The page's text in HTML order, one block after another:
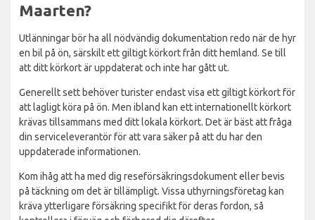
Maarten?
Utlänningar bör ha all nödvändig dokumentation redo när de hyr
en bil på ön, särskilt ett giltigt körkort från ditt hemland. Se till
att ditt körkort är uppdaterat och inte har gått ut.
Generellt sett behöver turister endast visa ett giltigt körkort för
att lagligt köra på ön. Men ibland kan ett internationellt körkort
krävas tillsammans med ditt lokala körkort. Det är bäst att fråga
din serviceleverantör för att vara säker på att du har den
uppdaterade informationen.
Kom ihåg att ha med dig reseförsäkringsdokument eller bevis
på täckning om det är tillämpligt. Vissa uthyrningsföretag kan
kräva ytterligare försäkring specifikt för deras fordon, så